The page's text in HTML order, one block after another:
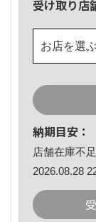
受け取り店
お店を選ぶ
納期目安：
店舗在庫不
2026.08.28